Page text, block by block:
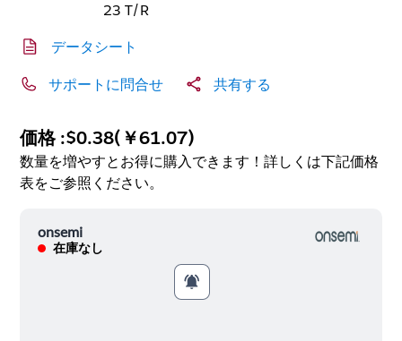
23 T/R
データシート
サポートに問合せ 共有する
価格 :$0.38(￥61.07)
数量を増やすとお得に購入できます！詳しくは下記価格
表をご参照ください。
onsemi
在庫なし